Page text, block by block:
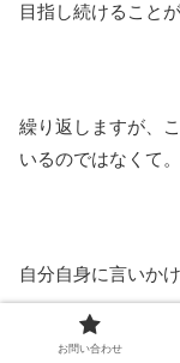
目指し続けること
繰り返しますが、
いるのではなくて。
自分自身に言いか
お問い合わせ